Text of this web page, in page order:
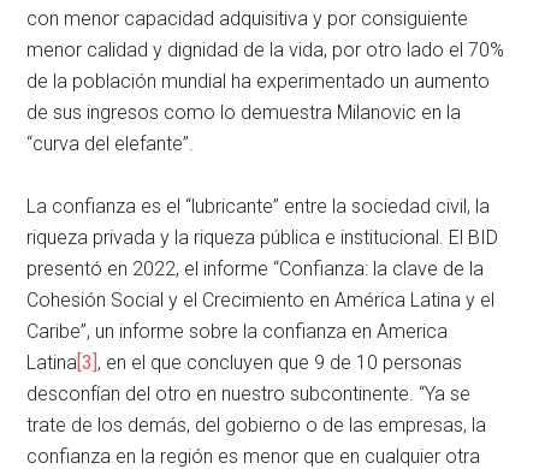
con menor capacidad adquisitiva y por consiguiente
menor calidad y dignidad de la vida, por otro lado el 70%
de la población mundial ha experimentado un aumento
de sus ingresos como lo demuestra Milanovic en la
“curva del elefante”.
La confianza es el “lubricante” entre la sociedad civil, la
riqueza privada y la riqueza pública e institucional. El BID
presentó en 2022, el informe “Confianza: la clave de la
Cohesión Social y el Crecimiento en América Latina y el
Caribe”, un informe sobre la confianza en America
Latina[3], en el que concluyen que 9 de 10 personas
desconfían del otro en nuestro subcontinente. “Ya se
trate de los demás, del gobierno o de las empresas, la
confianza en la región es menor que en cualquier otra